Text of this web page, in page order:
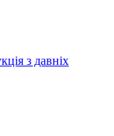
5G-зв'язок в